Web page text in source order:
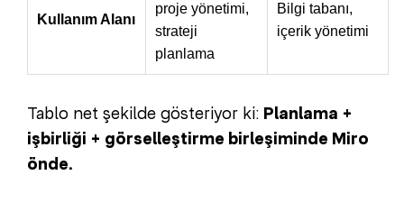
Kullanım Alanı
proje yönetimi,
strateji
planlama
Bilgi tabanı,
içerik yönetimi
Tablo net şekilde gösteriyor ki: Planlama +
işbirliği + görselleştirme birleşiminde Miro
önde.